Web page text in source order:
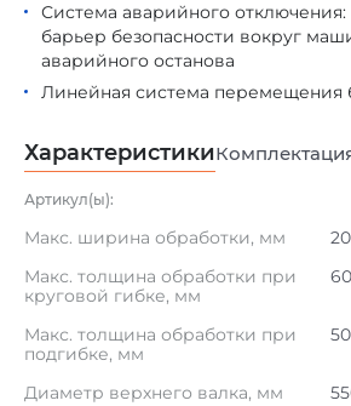
Система аварийного
барьер безопасности вокруг
аварийного останова
Линейная система перемещения
Характеристики
Артикул(ы):
Макс. ширина обработки, мм
Макс. толщина обработки при
круговой гибке, мм
60
Макс. толщина обработки при
подгибке, мм
50
Диаметр верхнего валка, мм